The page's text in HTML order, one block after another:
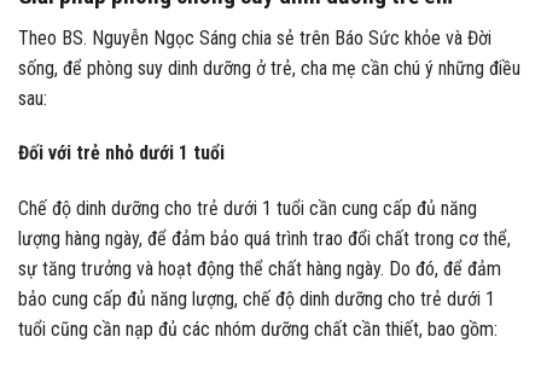
Theo BS. Nguyễn Ngọc Sáng chia sẻ trên Báo Sức khỏe và Đời
sống, để phòng suy dinh dưỡng ở trẻ, cha mẹ cần chú ý những điều
sau:
Đối với trẻ nhỏ dưới 1 tuổi
Chế độ dinh dưỡng cho trẻ dưới 1 tuổi cần cung cấp đủ năng
lượng hàng ngày, để đảm bảo quá trình trao đổi chất trong cơ thể,
sự tăng trưởng và hoạt động thể chất hàng ngày. Do đó, để đảm
bảo cung cấp đủ năng lượng, chế độ dinh dưỡng cho trẻ dưới 1
tuổi cũng cần nạp đủ các nhóm dưỡng chất cần thiết, bao gồm: